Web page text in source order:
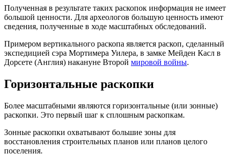
Полученная в результате таких раскопок информация не имеет
большой ценности. Для археологов большую ценность имеют
сведения, полученные в ходе масштабных обследований.
Примером вертикального раскопа является раскоп, сделанный
экспедицией сэра Мортимера Уилера, в замке Мейден Касл в
Дорсете (Англия) накануне Второй мировой войны.
Горизонтальные раскопки
Более масштабными являются горизонтальные (или зонные)
раскопки. Это первый шаг к сплошным раскопкам.
Зонные раскопки охватывают большие зоны для
восстановления строительных планов или планов целого
поселения.